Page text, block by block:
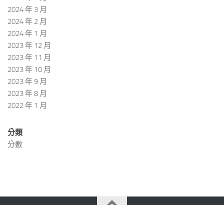
2024 年 3 月
2024 年 2 月
2024 年 1 月
2023 年 12 月
2023 年 11 月
2023 年 10 月
2023 年 9 月
2023 年 8 月
2022 年 1 月
分類
分數